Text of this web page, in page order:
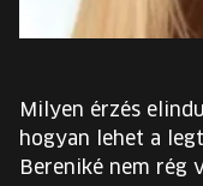
Milyen érzés
hogyan lehet a
Bereniké nem rég